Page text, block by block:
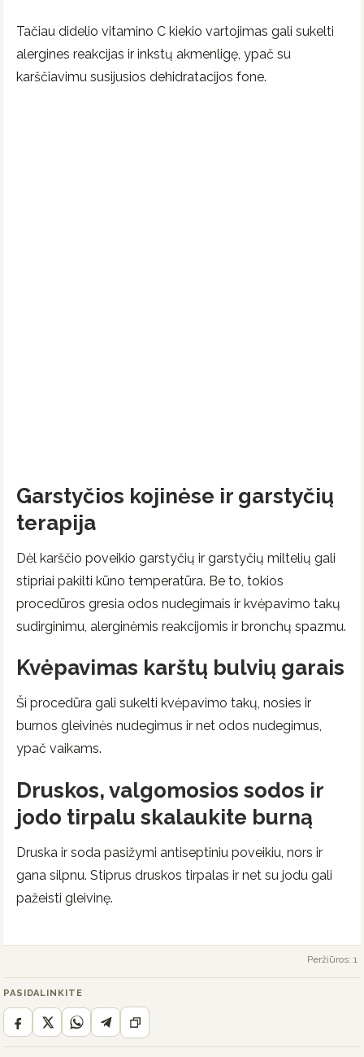
Tačiau didelio vitamino C kiekio vartojimas gali sukelti
alergines reakcijas ir inkstų akmenligę, ypač su
karščiavimu susijusios dehidratacijos fone.
Garstyčios kojinėse ir garstyčių
terapija
Dėl karščio poveikio garstyčių ir garstyčių miltelių gali
stipriai pakilti kūno temperatūra. Be to, tokios
procedūros gresia odos nudegimais ir kvėpavimo takų
sudirginimu, alerginėmis reakcijomis ir bronchų spazmu.
Kvėpavimas karštų bulvių garais
Ši procedūra gali sukelti kvėpavimo takų, nosies ir
burnos gleivinės nudegimus ir net odos nudegimus,
ypač vaikams.
Druskos, valgomosios sodos ir
jodo tirpalu skalaukite burną
Druska ir soda pasižymi antiseptiniu poveikiu, nors ir
gana silpnu. Stiprus druskos tirpalas ir net su jodu gali
pažeisti gleivinę.
Peržiūros: 1
PASIDALINKITE